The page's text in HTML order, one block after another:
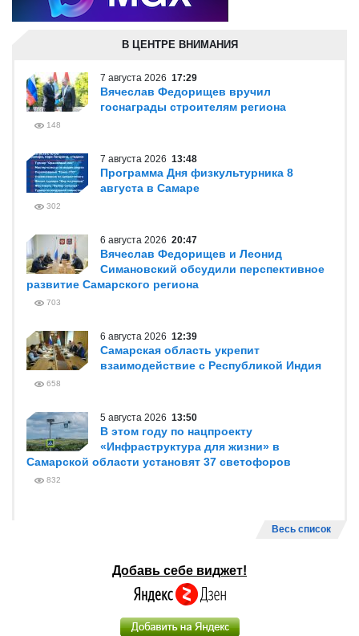
В ЦЕНТРЕ ВНИМАНИЯ
7 августа 2026 17:29
Вячеслав Федорищев вручил
госнаграды строителям региона
148
7 августа 2026 13:48
Программа Дня физкультурника 8
августа в Самаре
302
6 августа 2026 20:47
Вячеслав Федорищев и Леонид
Симановский обсудили перспективное
развитие Самарского региона
703
6 августа 2026 12:39
Самарская область укрепит
взаимодействие с Республикой Индия
658
5 августа 2026 13:50
В этом году по нацпроекту
«Инфраструктура для жизни» в
Самарской области установят 37 светофоров
832
Весь список
Добавь себе виджет!